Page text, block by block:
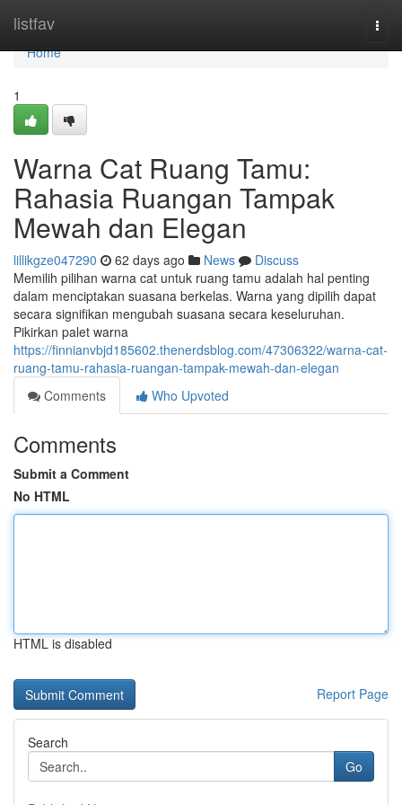
listfav
Home
Home
1
Warna Cat Ruang Tamu:
Rahasia Ruangan Tampak
Mewah dan Elegan
lillikgze047290 62 days ago News
Discuss
Memilih pilihan warna cat untuk ruang tamu adalah hal penting
dalam menciptakan suasana berkelas. Warna yang dipilih dapat
secara signifikan mengubah suasana secara keseluruhan.
Pikirkan palet warna
https://finnianvbjd185602.thenerdsblog.com/47306322/warna-cat-
ruang-tamu-rahasia-ruangan-tampak-mewah-dan-elegan
Comments
Who Upvoted
Comments
Submit a Comment
No HTML
HTML is disabled
Report Page
Search
Go